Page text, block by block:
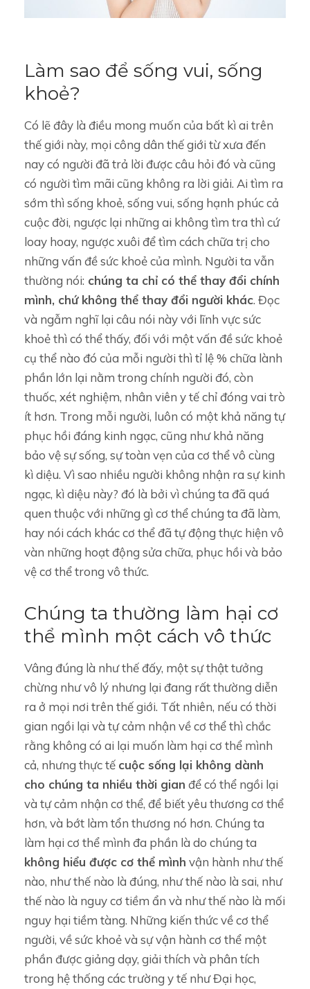
Làm sao để sống vui, sống
khoẻ?
Có lẽ đây là điều mong muốn của bất kì ai trên
thế giới này, mọi công dân thế giới từ xưa đến
nay có người đã trả lời được câu hỏi đó và cũng
có người tìm mãi cũng không ra lời giải. Ai tìm ra
sớm thì sống khoẻ, sống vui, sống hạnh phúc cả
cuộc đời, ngược lại những ai không tìm tra thì cứ
loay hoay, ngược xuôi để tìm cách chữa trị cho
những vấn đề sức khoẻ của mình. Người ta vẫn
thường nói: chúng ta chỉ có thể thay đổi chính
mình, chứ không thể thay đổi người khác. Đọc
và ngẫm nghĩ lại câu nói này với lĩnh vực sức
khoẻ thì có thể thấy, đối với một vấn đề sức khoẻ
cụ thể nào đó của mỗi người thì tỉ lệ % chữa lành
phần lớn lại nằm trong chính người đó, còn
thuốc, xét nghiệm, nhân viên y tế chỉ đóng vai trò
ít hơn. Trong mỗi người, luôn có một khả năng tự
phục hồi đáng kinh ngạc, cũng như khả năng
bảo vệ sự sống, sự toàn vẹn của cơ thể vô cùng
kì diệu. Vì sao nhiều người không nhận ra sự kinh
ngạc, kì diệu này? đó là bởi vì chúng ta đã quá
quen thuộc với những gì cơ thể chúng ta đã làm,
hay nói cách khác cơ thể đã tự động thực hiện vô
vàn những hoạt động sửa chữa, phục hồi và bảo
vệ cơ thể trong vô thức.
Chúng ta thường làm hại cơ
thể mình một cách vô thức
Vâng đúng là như thế đấy, một sự thật tưởng
chừng như vô lý nhưng lại đang rất thường diễn
ra ở mọi nơi trên thế giới. Tất nhiên, nếu có thời
gian ngồi lại và tự cảm nhận về cơ thể thì chắc
rằng không có ai lại muốn làm hại cơ thể mình
cả, nhưng thực tế cuộc sống lại không dành
cho chúng ta nhiều thời gian để có thể ngồi lại
và tự cảm nhận cơ thể, để biết yêu thương cơ thể
hơn, và bớt làm tổn thương nó hơn. Chúng ta
làm hại cơ thể mình đa phần là do chúng ta
không hiểu được cơ thể mình vận hành như thế
nào, như thế nào là đúng, như thế nào là sai, như
thế nào là nguy cơ tiềm ẩn và như thế nào là mối
nguy hại tiềm tàng. Những kiến thức về cơ thể
người, về sức khoẻ và sự vận hành cơ thể một
phần được giảng dạy, giải thích và phân tích
trong hệ thống các trường y tế như Đại học,